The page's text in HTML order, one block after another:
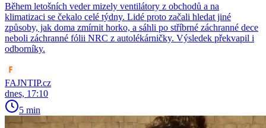
Během letošních veder mizely ventilátory z obchodů a na
klimatizaci se čekalo celé týdny. Lidé proto začali hledat jiné
způsoby, jak doma zmírnit horko, a sáhli po stříbrné záchranné dece
neboli záchranné fólii NRC z autolékárničky. Výsledek překvapil i
odborníky.
FAJNTIP.cz
dnes, 17:10
5 min